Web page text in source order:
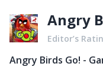
Angry
Editor’s
Angry Birds Go! -